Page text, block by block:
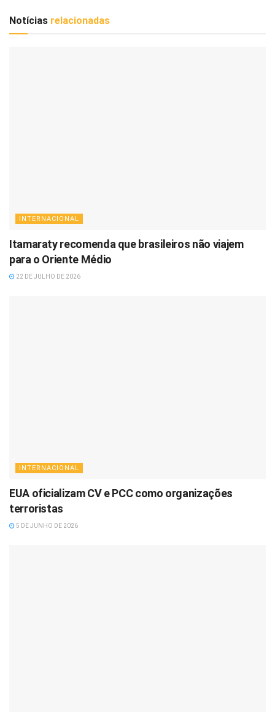
Notícias relacionadas
INTERNACIONAL
Itamaraty recomenda que brasileiros não viajem
para o Oriente Médio
22 DE JULHO DE 2026
INTERNACIONAL
EUA oficializam CV e PCC como organizações
terroristas
5 DE JUNHO DE 2026